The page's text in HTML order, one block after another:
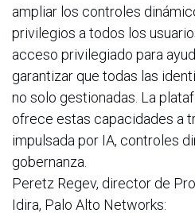
ampliar los controles
privilegios a todos los
acceso privilegiado para
garantizar que todas las
no solo gestionadas. La
ofrece estas capacidades a
impulsada por IA, controles
gobernanza.
Peretz Regev, director de
Idira, Palo Alto Networks: